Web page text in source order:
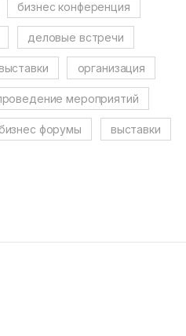
бизнес конференция
деловые встречи
организация
мероприятий
бизнес форумы выставки